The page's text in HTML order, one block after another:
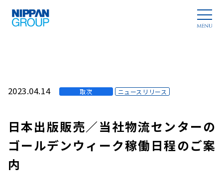
2023.04.14 取次 ニュースリリース
日本出版販売／当社物流センターの
ゴールデンウィーク稼働日程のご案
内